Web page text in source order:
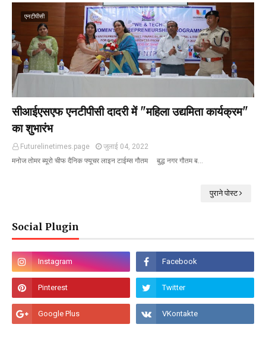
एनटीपीसी
सीआईएसएफ एनटीपीसी दादरी में "महिला उद्यमिता कार्यक्रम"
का शुभारंभ
Futurelinetimes.page
जुलाई 04, 2022
मनोज तोमर ब्यूरो चीफ दैनिक फ्यूचर लाइन टाईम्स गौतम बुद्ध नगर गौतम ब…
पुराने पोस्ट
Social Plugin